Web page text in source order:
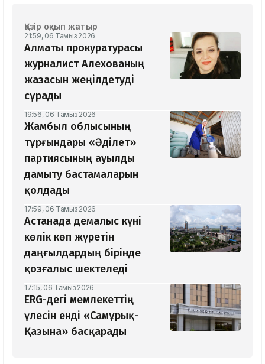
Қазір оқып жатыр
21:59, 06 Тамыз 2026
Алматы прокуратурасы
журналист Алехованың
жазасын жеңілдетуді
сұрады
19:56, 06 Тамыз 2026
Жамбыл облысының
тұрғындары «Әділет»
партиясының ауылды
дамыту бастамаларын
қолдады
17:59, 06 Тамыз 2026
Астанада демалыс күні
көлік көп жүретін
даңғылдардың бірінде
қозғалыс шектеледі
17:15, 06 Тамыз 2026
ERG-дегі мемлекеттің
үлесін енді «Самұрық-
Қазына» басқарады